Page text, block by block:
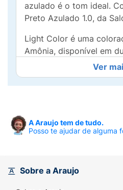
azulado é o tom ideal.
Preto Azulado 1.0, da
Light Color é uma
Amônia, disponível em
profissional e para uso
Com fórmula exclusiva
e coloridos. Por não
utilizada em cabelos
cor.
Ver
A Araujo tem de tudo.
Posso te ajudar de alguma
Sobre a Araujo